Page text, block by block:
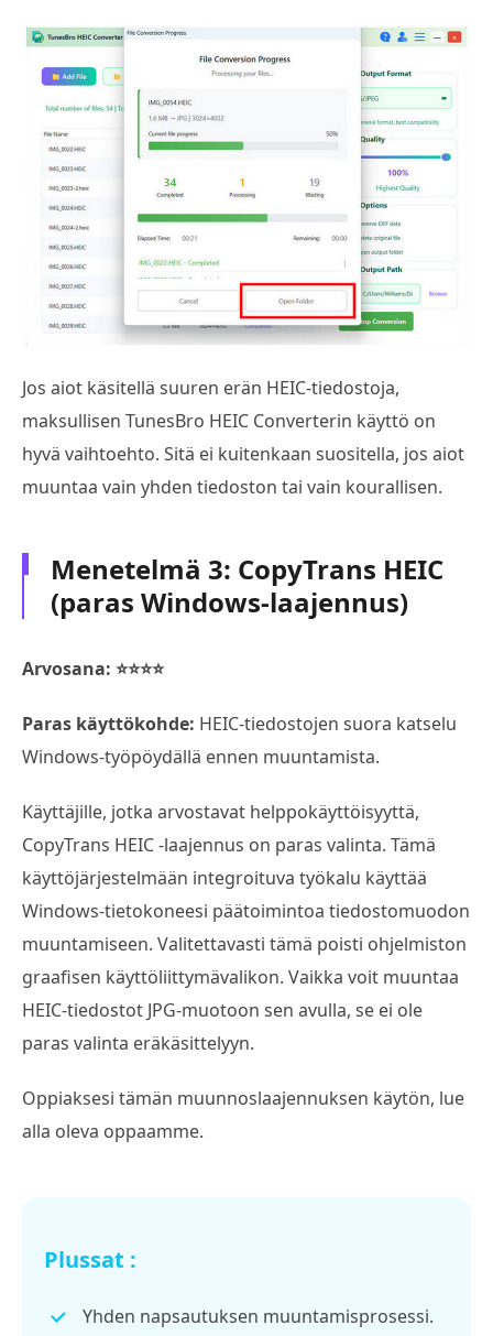
Jos aiot käsitellä suuren erän HEIC-tiedostoja,
maksullisen TunesBro HEIC Converterin käyttö on
hyvä vaihtoehto. Sitä ei kuitenkaan suositella, jos aiot
muuntaa vain yhden tiedoston tai vain kourallisen.
Menetelmä 3: CopyTrans HEIC
(paras Windows-laajennus)
Arvosana: ⭐⭐⭐⭐
Paras käyttökohde: HEIC-tiedostojen suora katselu
Windows-työpöydällä ennen muuntamista.
Käyttäjille, jotka arvostavat helppokäyttöisyyttä,
CopyTrans HEIC -laajennus on paras valinta. Tämä
käyttöjärjestelmään integroituva työkalu käyttää
Windows-tietokoneesi päätoimintoa tiedostomuodon
muuntamiseen. Valitettavasti tämä poisti ohjelmiston
graafisen käyttöliittymävalikon. Vaikka voit muuntaa
HEIC-tiedostot JPG-muotoon sen avulla, se ei ole
paras valinta eräkäsittelyyn.
Oppiaksesi tämän muunnoslaajennuksen käytön, lue
alla oleva oppaamme.
Plussat :
Yhden napsautuksen muuntamisprosessi.